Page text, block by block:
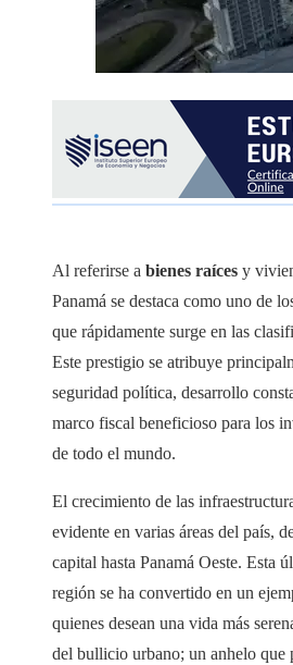
Al referirse a bienes raíces y
Panamá se destaca como uno de
que rápidamente surge en las
Este prestigio se atribuye
seguridad política, desarrollo
marco fiscal beneficioso para los
de todo el mundo.
El crecimiento de las
evidente en varias áreas del país,
capital hasta Panamá Oeste. Esta
región se ha convertido en un
quienes desean una vida más
del bullicio urbano; un anhelo que